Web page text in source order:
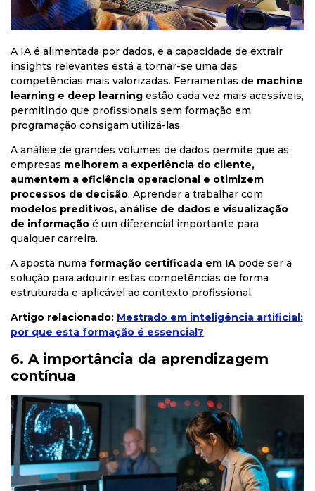
A IA é alimentada por dados, e a capacidade de extrair
insights relevantes está a tornar-se uma das
competências mais valorizadas. Ferramentas de machine
learning e deep learning estão cada vez mais acessíveis,
permitindo que profissionais sem formação em
programação consigam utilizá-las.
A análise de grandes volumes de dados permite que as
empresas melhorem a experiência do cliente,
aumentem a eficiência operacional e otimizem
processos de decisão. Aprender a trabalhar com
modelos preditivos, análise de dados e visualização
de informação é um diferencial importante para
qualquer carreira.
A aposta numa formação certificada em IA pode ser a
solução para adquirir estas competências de forma
estruturada e aplicável ao contexto profissional.
Artigo relacionado: Mestrado em inteligência artificial:
por que esta formação é essencial?
6. A importância da aprendizagem
contínua